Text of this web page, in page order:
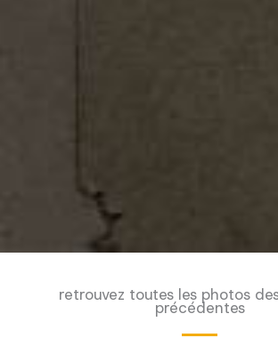
retrouvez toutes les photos
précédentes